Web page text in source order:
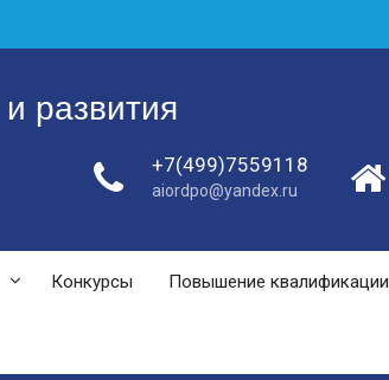
развития
+7(499)7559118
aiordpo@yandex.ru
Конкурсы Повышение квалификации